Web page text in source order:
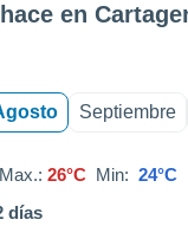
en
Septiembre
Max.: 26°C Min: 24°C
días